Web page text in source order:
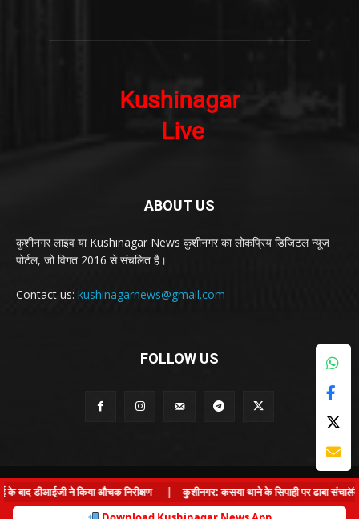
ABOUT US
कुशीनगर लाइव या Kushinagar News कुशीनगर का लोकप्रिय डिजिटल न्यूज़
पोर्टल, जो विगत 2016 से संचलित है।
Contact us: kushinagarnews@gmail.com
FOLLOW US
© Kushinagar Live - 2022
Home About us Privacy Policy Contact us
×
डीआईजी ने किया औचक निरीक्षण |
कुशीनगर: कसया थाने के सिपाही पर ढाबा संचालक से